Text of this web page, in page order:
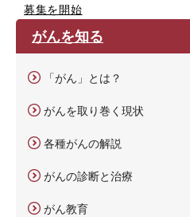
募集を開始
がんを知る
「がん」とは？
がんを取り巻く現状
各種がんの解説
がんの診断と治療
がん教育